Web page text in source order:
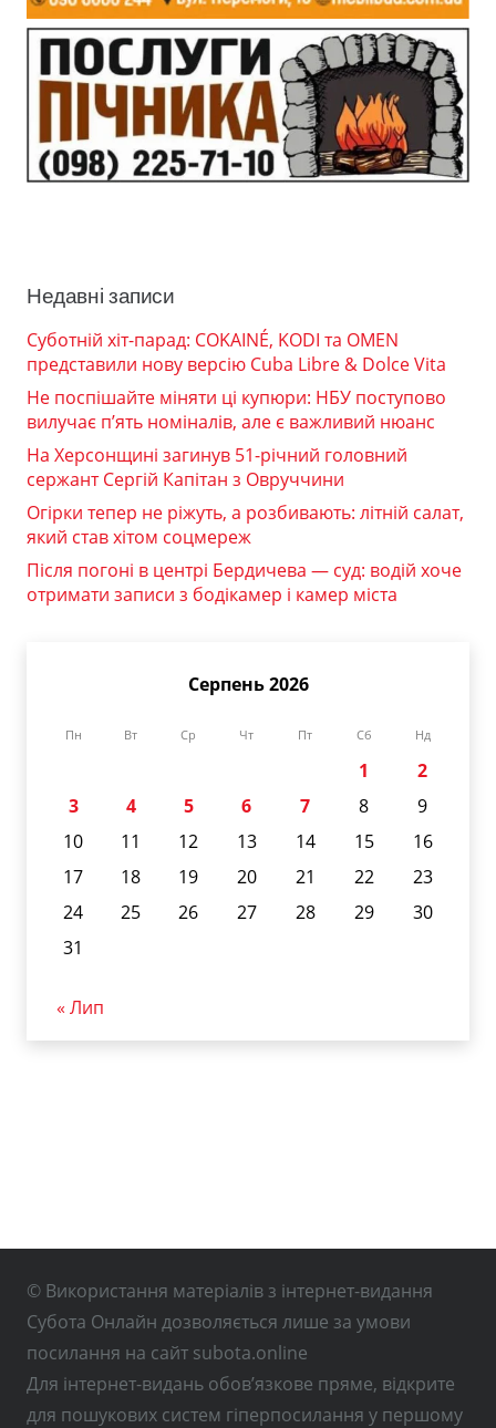
Недавні записи
Суботній хіт-парад: COKAINÉ, KODI та OMEN
представили нову версію Cuba Libre & Dolce Vita
Не поспішайте міняти ці купюри: НБУ поступово
вилучає п’ять номіналів, але є важливий нюанс
На Херсонщині загинув 51-річний головний
сержант Сергій Капітан з Овруччини
Огірки тепер не ріжуть, а розбивають: літній салат,
який став хітом соцмереж
Після погоні в центрі Бердичева — суд: водій хоче
отримати записи з бодікамер і камер міста
Серпень 2026
Пн Вт Ср Чт Пт Сб Нд
1
2
3
4 5 6 7 8
9
10
11 12 13 14 15
16
17
18 19 20 21 22
23
24
25 26 27 28 29
30
31
« Лип
© Використання матеріалів з інтернет-видання
Субота Онлайн дозволяється лише за умови
посилання на сайт subota.online
Для інтернет-видань обов’язкове пряме, відкрите
для пошукових систем гіперпосилання у першому